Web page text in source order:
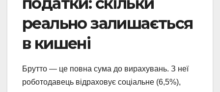
реально залишається
в кишені
Брутто — це повна сума до вирахувань. З неї
роботодавець відраховує соціальне (6,5%),